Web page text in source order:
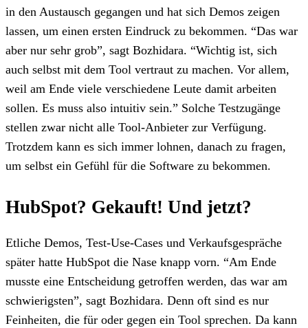
in den Austausch gegangen und hat sich Demos zeigen
lassen, um einen ersten Eindruck zu bekommen. “Das war
aber nur sehr grob”, sagt Bozhidara. “Wichtig ist, sich
auch selbst mit dem Tool vertraut zu machen. Vor allem,
weil am Ende viele verschiedene Leute damit arbeiten
sollen. Es muss also intuitiv sein.” Solche Testzugänge
stellen zwar nicht alle Tool-Anbieter zur Verfügung.
Trotzdem kann es sich immer lohnen, danach zu fragen,
um selbst ein Gefühl für die Software zu bekommen.
HubSpot? Gekauft! Und jetzt?
Etliche Demos, Test-Use-Cases und Verkaufsgespräche
später hatte HubSpot die Nase knapp vorn. “Am Ende
musste eine Entscheidung getroffen werden, das war am
schwierigsten”, sagt Bozhidara. Denn oft sind es nur
Feinheiten, die für oder gegen ein Tool sprechen. Da kann